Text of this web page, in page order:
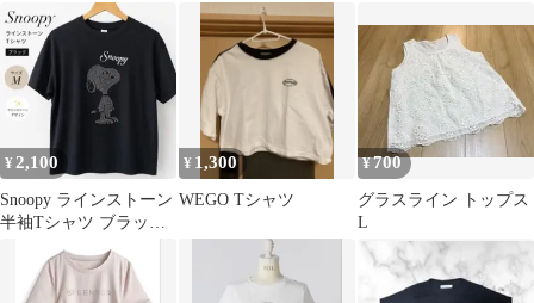
い
¥2,100
Snoopy ラインストーン
半袖Tシャツ ブラック
¥ 1,300
WEGO Tシャツ
¥700
グラスライン トップス
L